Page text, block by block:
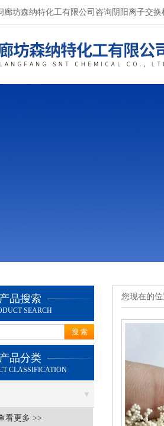
廊坊森纳特化工有限公司咨询阴阳离子交换
产品搜索
SEARCH
产品分类
CLASSIFICATION
看更多 >>
您现在的位